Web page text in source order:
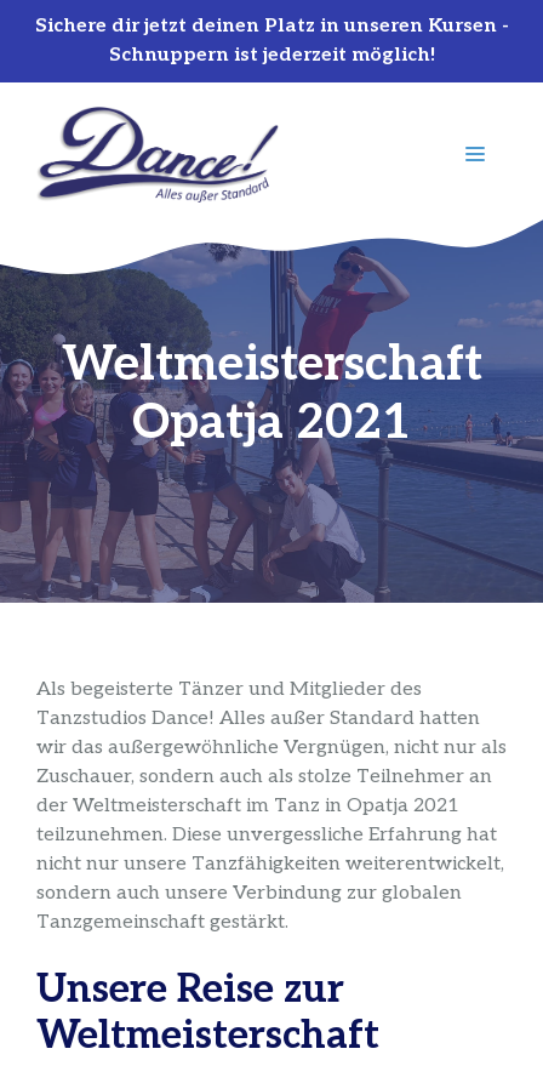
Sichere dir jetzt deinen Platz in unseren Kursen -
Schnuppern ist jederzeit möglich!
springen
MENÜ
Weltmeisterschaft
Opatja 2021
Als begeisterte Tänzer und Mitglieder des
Tanzstudios Dance! Alles außer Standard hatten
wir das außergewöhnliche Vergnügen, nicht nur als
Zuschauer, sondern auch als stolze Teilnehmer an
der Weltmeisterschaft im Tanz in Opatja 2021
teilzunehmen. Diese unvergessliche Erfahrung hat
nicht nur unsere Tanzfähigkeiten weiterentwickelt,
sondern auch unsere Verbindung zur globalen
Tanzgemeinschaft gestärkt.
Unsere Reise zur
Weltmeisterschaft